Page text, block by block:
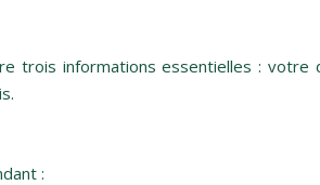
trois informations essentielles :
: